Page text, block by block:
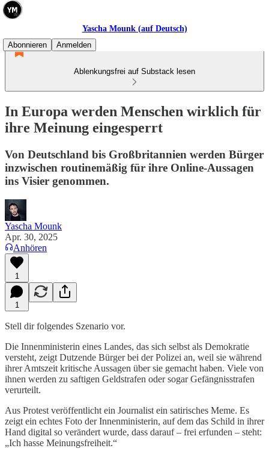
Yascha Mounk (auf Deutsch)
Abonnieren
Anmelden
Ablenkungsfrei auf Substack lesen
In Europa werden Menschen wirklich für
ihre Meinung eingesperrt
Von Deutschland bis Großbritannien werden Bürger
inzwischen routinemäßig für ihre Online-Aussagen
ins Visier genommen.
Yascha Mounk
Apr. 30, 2025
Anhören
1
1
Stell dir folgendes Szenario vor.
Die Innenministerin eines Landes, das sich selbst als Demokratie
versteht, zeigt Dutzende Bürger bei der Polizei an, weil sie während
ihrer Amtszeit kritische Aussagen über sie gemacht haben. Viele von
ihnen werden zu saftigen Geldstrafen oder sogar Gefängnisstrafen
verurteilt.
Aus Protest veröffentlicht ein Journalist ein satirisches Meme. Es
zeigt ein echtes Foto der Innenministerin, auf dem das Schild in ihrer
Hand digital so verändert wurde, dass darauf – frei erfunden – steht:
„Ich hasse Meinungsfreiheit.“